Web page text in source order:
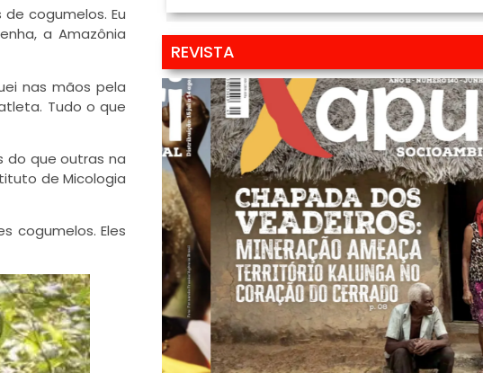
cogumelos. Eu
a Amazônia
nas mãos pela
Tudo o que
do que outras na
de Micologia
cogumelos. Eles
REVISTA